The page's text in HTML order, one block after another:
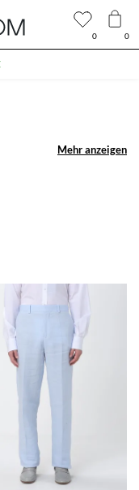
Mehr anzeigen
Mehr anzeigen
0 0